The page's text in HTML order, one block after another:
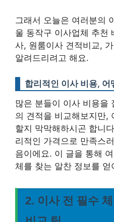
그래서 오늘은 여러분의
울 동작구 이사업체 추천
사, 원룸이사 견적비교,
알려드리려고 해요.
합리적인 이사 비용, 어
많은 분들이 이사 비용을
의 견적을 비교해보지만,
할지 막막해하시곤 합니
리적인 가격으로 만족스
음이에요. 이 글을 통해
체를 찾는 알찬 정보를 얻
2. 이사 전 필수